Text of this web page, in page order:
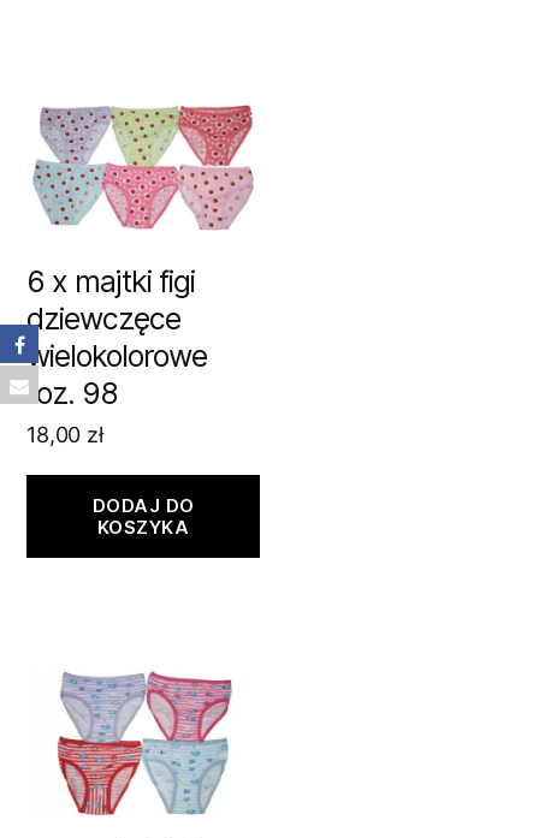
6 x majtki figi
dziewczęce
wielokolorowe
roz. 98
18,00 zł
DODAJ DO
KOSZYKA